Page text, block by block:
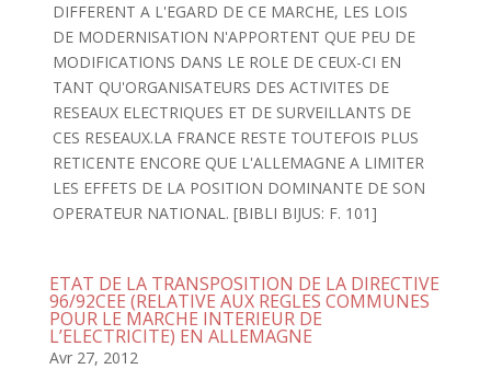
DIFFERENT A L'EGARD DE CE MARCHE, LES LOIS
DE MODERNISATION N'APPORTENT QUE PEU DE
MODIFICATIONS DANS LE ROLE DE CEUX-CI EN
TANT QU'ORGANISATEURS DES ACTIVITES DE
RESEAUX ELECTRIQUES ET DE SURVEILLANTS DE
CES RESEAUX.LA FRANCE RESTE TOUTEFOIS PLUS
RETICENTE ENCORE QUE L'ALLEMAGNE A LIMITER
LES EFFETS DE LA POSITION DOMINANTE DE SON
OPERATEUR NATIONAL. [BIBLI BIJUS: F. 101]
ETAT DE LA TRANSPOSITION DE LA DIRECTIVE
96/92CEE (RELATIVE AUX REGLES COMMUNES
POUR LE MARCHE INTERIEUR DE
L’ELECTRICITE) EN ALLEMAGNE
Avr 27, 2012